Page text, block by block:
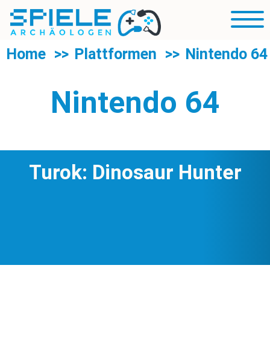
Blog
Rubriken
Suche
Home Plattformen Nintendo 64
Nintendo 64
Turok: Dinosaur Hunter